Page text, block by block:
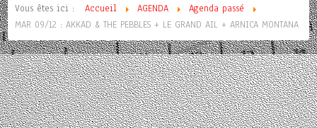
Vous êtes ici : Accueil AGENDA
Agenda passé
MAR 09/12 : AKKAD & THE PEBBLES + LE GRAND AIL + ARNICA MONTANA